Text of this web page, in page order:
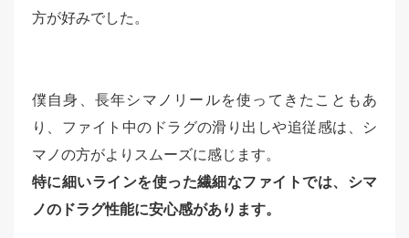
方が好みでした。
僕自身、長年シマノリールを使ってきたこともあ
り、ファイト中のドラグの滑り出しや追従感は、シ
マノの方がよりスムーズに感じます。
特に細いラインを使った繊細なファイトでは、シマ
ノのドラグ性能に安心感があります。